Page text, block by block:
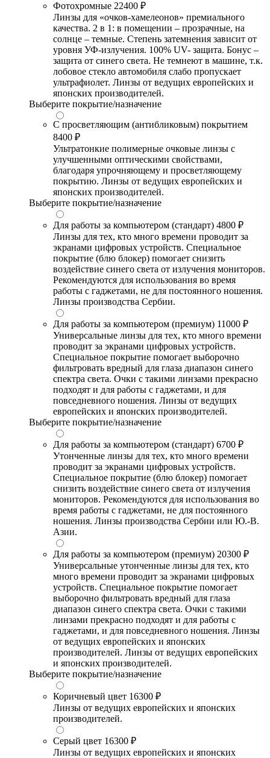
Фотохромные 22400 ₽
Линзы для «очков-хамелеонов» премиального
качества. 2 в 1: в помещении – прозрачные, на
солнце – темные. Степень затемнения зависит от
уровня УФ-излучения. 100% UV- защита. Бонус –
защита от синего света. Не темнеют в машине, т.к.
лобовое стекло автомобиля слабо пропускает
ультрафиолет. Линзы от ведущих европейских и
японских производителей.
Выберите покрытие/назначение
С просветляющим (антибликовым) покрытием
8400 ₽
Ультратонкие полимерные очковые линзы с
улучшенными оптическими свойствами,
благодаря упрочняющему и просветляющему
покрытию. Линзы от ведущих европейских и
японских производителей.
Выберите покрытие/назначение
Для работы за компьютером (стандарт) 4800 ₽
Линзы для тех, кто много времени проводит за
экранами цифровых устройств. Специальное
покрытие (блю блокер) помогает снизить
воздействие синего света от излучения мониторов.
Рекомендуются для использования во время
работы с гаджетами, не для постоянного ношения.
Линзы производства Сербии.
Для работы за компьютером (премиум) 11000 ₽
Универсальные линзы для тех, кто много времени
проводит за экранами цифровых устройств.
Специальное покрытие помогает выборочно
фильтровать вредный для глаза диапазон синего
спектра света. Очки с такими линзами прекрасно
подходят и для работы с гаджетами, и для
повседневного ношения. Линзы от ведущих
европейских и японских производителей.
Выберите покрытие/назначение
Для работы за компьютером (стандарт) 6700 ₽
Утонченные линзы для тех, кто много времени
проводит за экранами цифровых устройств.
Специальное покрытие (блю блокер) помогает
снизить воздействие синего света от излучения
мониторов. Рекомендуются для использования во
время работы с гаджетами, не для постоянного
ношения. Линзы производства Сербии или Ю.-В.
Азии.
Для работы за компьютером (премиум) 20300 ₽
Универсальные утонченные линзы для тех, кто
много времени проводит за экранами цифровых
устройств. Специальное покрытие помогает
выборочно фильтровать вредный для глаза
диапазон синего спектра света. Очки с такими
линзами прекрасно подходят и для работы с
гаджетами, и для повседневного ношения. Линзы
от ведущих европейских и японских
производителей. Линзы от ведущих европейских
и японских производителей.
Выберите покрытие/назначение
Коричневый цвет 16300 ₽
Линзы от ведущих европейских и японских
производителей.
Серый цвет 16300 ₽
Линзы от ведущих европейских и японских